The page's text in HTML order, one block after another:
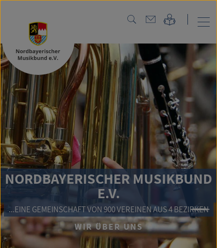
MUSIKBUND
E.V.
GEMEINSCHAFT VON 900 VEREINEN AUS 4 BEZIRKEN
WIR ÜBER UNS